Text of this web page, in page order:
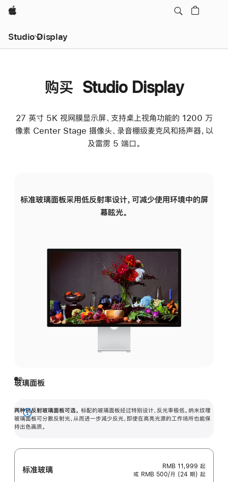
Apple
Studio Display
购买 Studio Display
27 英寸 5K 视网膜显示屏、支持桌上视角功能的 1200 万
像素 Center Stage 摄像头、录音棚级麦克风和扬声器，以
及雷雳 5 端口。
标准玻璃面板采用低反射率设计，可减少使用环境中的屏
幕眩光。
玻璃面板
两种抗反射玻璃面板可选。 标配的玻璃面板经过特别设计，反光率极低。纳米纹理
玻璃面板可分散反射光，从而进一步减少反光，即使在高亮光源的工作场所也能保
持出色画质。
展
开
标准玻璃 RMB 11,999 起
或 RMB 500/月 (24 期) 起